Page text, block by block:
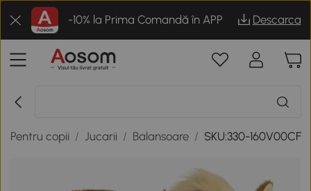
-10% la Prima Comandă în APP Descarca
Pentru copii / Jucarii / Balansoare / SKU:330-160V00CF